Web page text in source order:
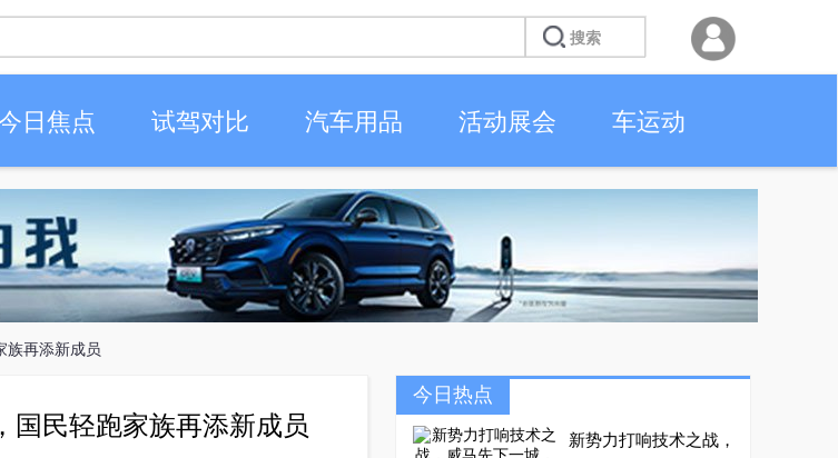
日焦点 试驾对比 汽车用品 活动展会 车运动
族再添新成员
国民轻跑家族再添新成员
今日热点
新势力打响技术之战，